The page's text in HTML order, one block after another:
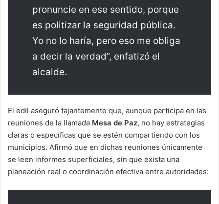
pronuncie en ese sentido, porque
es politizar la seguridad pública.
Yo no lo haría, pero eso me obliga
a decir la verdad”, enfatizó el
alcalde.
El edil aseguró tajantemente que, aunque participa en las
reuniones de la llamada Mesa de Paz, no hay estrategias
claras o específicas que se estén compartiendo con los
municipios. Afirmó que en dichas reuniones únicamente
se leen informes superficiales, sin que exista una
planeación real o coordinación efectiva entre autoridades: